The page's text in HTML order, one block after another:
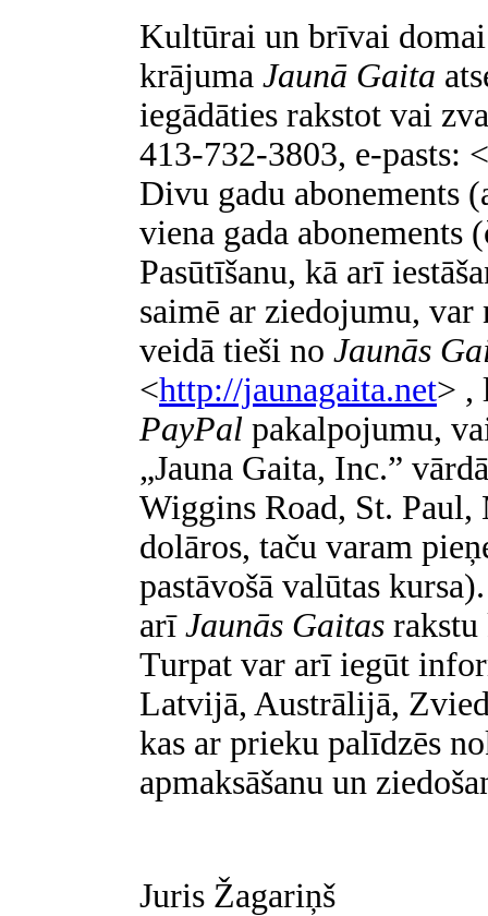
Kultūrai un brīvai
krājuma Jaunā Gaita
iegādāties rakstot vai
413-732-3803, e-pasts:
Divu gadu abonements
viena gada
Pasūtīšanu, kā arī
saimē ar ziedojumu,
veidā tieši no Jaunās
<http://jaunagaita.net> ,
PayPal pakalpojumu,
„Jauna Gaita, Inc.”
Wiggins Road, St.
dolāros, taču varam
pastāvošā valūtas
arī Jaunās Gaitas rakstu
Turpat var arī iegūt
Latvijā, Austrālijā,
kas ar prieku palīdzēs
apmaksāšanu un
Juris Žagariņš